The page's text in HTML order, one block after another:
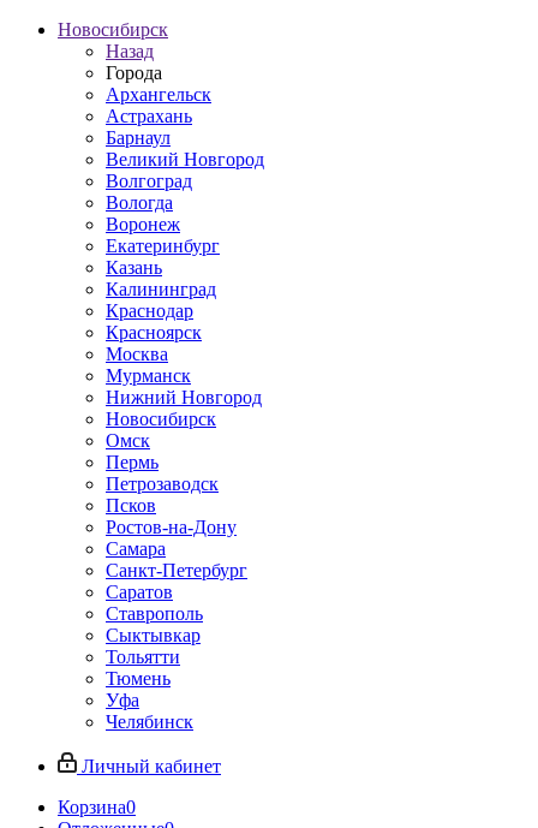
Новосибирск
Назад
Города
Архангельск
Астрахань
Барнаул
Великий Новгород
Волгоград
Вологда
Воронеж
Екатеринбург
Казань
Калининград
Краснодар
Красноярск
Москва
Мурманск
Нижний Новгород
Новосибирск
Омск
Пермь
Петрозаводск
Псков
Ростов-на-Дону
Самара
Санкт-Петербург
Саратов
Ставрополь
Сыктывкар
Тольятти
Тюмень
Уфа
Челябинск
Личный кабинет
Корзина0